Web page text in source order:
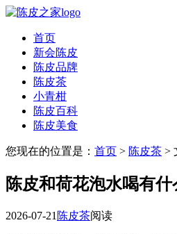
首页
新会陈皮
陈皮品牌
陈皮茶
小青柑
陈皮百科
陈皮美食
您现在的位置是： 首页 > 陈皮茶 >
陈皮和荷花泡水喝有什
2026-07-21 陈皮茶阅读